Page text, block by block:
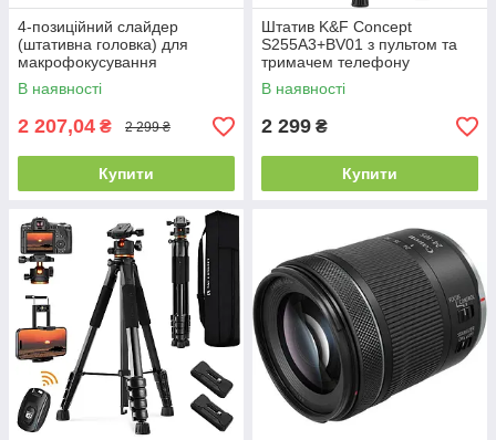
4-позиційний слайдер
(штативна головка) для
макрофокусування
В наявності
2 207,04 ₴ 2 299 ₴
Купити
Штатив K&F Concept
S255A3+BV01 з пультом та
тримачем телефону
(KF09.126)
В наявності
2 299 ₴
Купити